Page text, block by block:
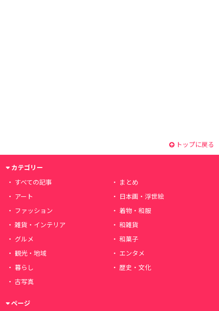
トップに戻る
カテゴリー
すべての記事
まとめ
アート
日本画・浮世絵
ファッション
着物・和服
雑貨・インテリア
和雑貨
グルメ
和菓子
観光・地域
エンタメ
暮らし
歴史・文化
古写真
ページ